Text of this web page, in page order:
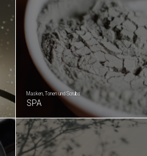
Masken, Tonen und Scrubs
SPA